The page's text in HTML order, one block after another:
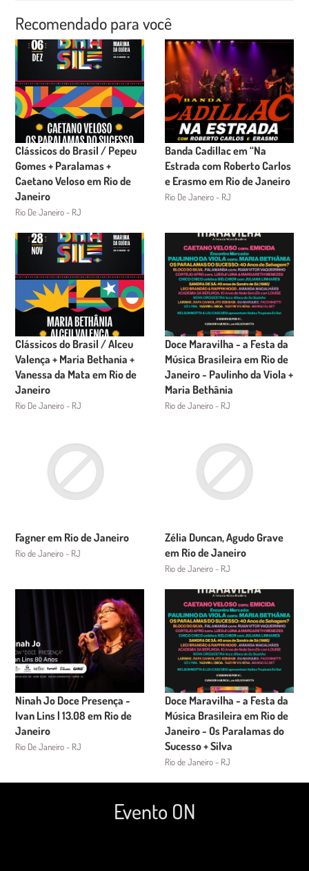
Recomendado para você
Clássicos do Brasil / Pepeu
Gomes + Paralamas +
Caetano Veloso em Rio de
Janeiro
Rio De Janeiro - RJ
Banda Cadillac em “Na
Estrada com Roberto Carlos
e Erasmo em Rio de Janeiro
Rio De Janeiro - RJ
Clássicos do Brasil / Alceu
Valença + Maria Bethania +
Vanessa da Mata em Rio de
Janeiro
Rio De Janeiro - RJ
Doce Maravilha - a Festa da
Música Brasileira em Rio de
Janeiro - Paulinho da Viola +
Maria Bethânia
Rio de Janeiro - RJ
Fagner em Rio de Janeiro
Rio de Janeiro - RJ
Zélia Duncan, Agudo Grave
em Rio de Janeiro
Rio de Janeiro - RJ
Ninah Jo Doce Presença -
Ivan Lins | 13.08 em Rio de
Janeiro
Rio De Janeiro - RJ
Doce Maravilha - a Festa da
Música Brasileira em Rio de
Janeiro - Os Paralamas do
Sucesso + Silva
Rio de Janeiro - RJ
Evento ON